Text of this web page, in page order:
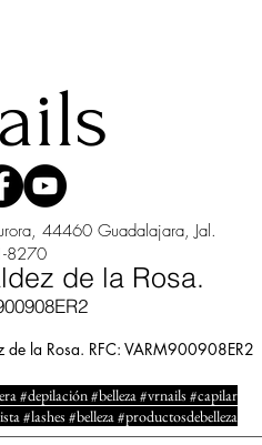
44460 Guadalajara, Jal.
8270
de la Rosa.
la Rosa. RFC: VARM900908ER2
#depilación #belleza #vrnails #capilar
#lashes #belleza #productosdebelleza